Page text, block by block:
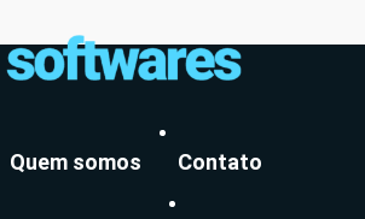
Quem somos Contato